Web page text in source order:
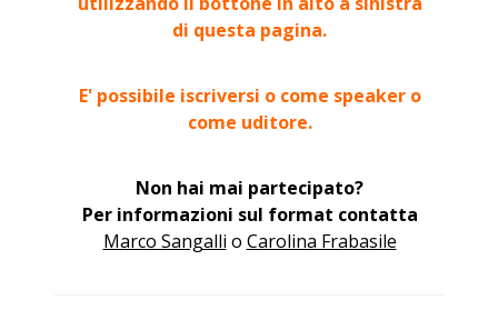
di questa pagina.
E' possibile iscriversi o come speaker o
come uditore.
Non hai mai partecipato?
Per informazioni sul format contatta
Marco Sangalli o Carolina Frabasile